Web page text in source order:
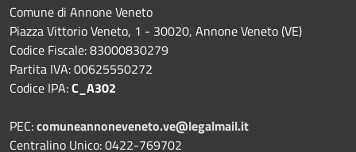
Comune di Annone Veneto
Piazza Vittorio Veneto, 1 - 30020, Annone Veneto (VE)
Codice Fiscale: 83000830279
Partita IVA: 00625550272
Codice IPA:C_A302
PEC:comuneannoneveneto.ve@legalmail.it
Centralino Unico: 0422-769702